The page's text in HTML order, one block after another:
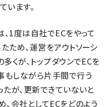
います。
1度は自社でECをやって
ため、運営をアウトソーシ
くが、トップダウンでECを
もしながら片手間で行う
たが、更新できていないと
、会社としてECをどのよう